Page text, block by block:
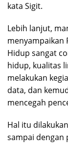
kata Sigit.
Lebih lanjut,
menyampaikan
Hidup sangat
hidup, kualitas
melakukan
data, dan
mencegah
Hal itu
sampai dengan